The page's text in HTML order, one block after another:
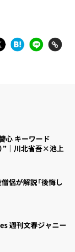
心 キーワード
”｜川北省吾×池上
侶が解説「後悔し
週刊文春ジャニー